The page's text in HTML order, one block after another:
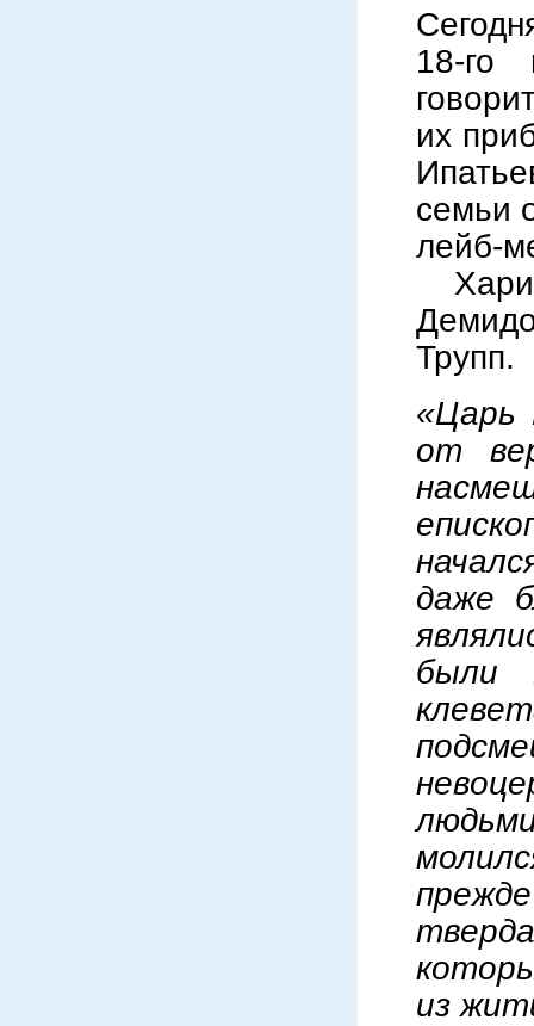
18-го
их
семьи
лейб-
Трупп.
«Царь
от
даже
были
из